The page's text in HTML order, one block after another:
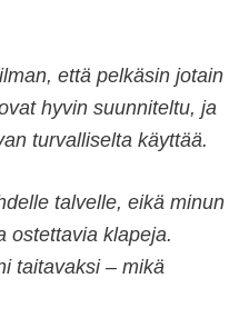
että pelkäsin jotain
hyvin suunniteltu, ja
turvalliselta käyttää.
talvelle, eikä minun
ostettavia klapeja.
taitavaksi – mikä